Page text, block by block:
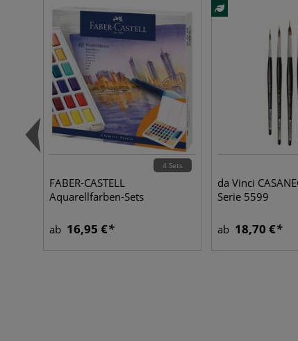
4 Sets
FABER-CASTELL
Aquarellfarben-Sets
ab 16,95 €
da Vinci
Serie 5599
ab 18,70 €